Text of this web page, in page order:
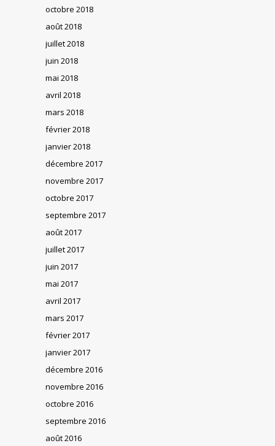
octobre 2018
août 2018
juillet 2018
juin 2018
mai 2018
avril 2018
mars 2018
février 2018
janvier 2018
décembre 2017
novembre 2017
octobre 2017
septembre 2017
août 2017
juillet 2017
juin 2017
mai 2017
avril 2017
mars 2017
février 2017
janvier 2017
décembre 2016
novembre 2016
octobre 2016
septembre 2016
août 2016